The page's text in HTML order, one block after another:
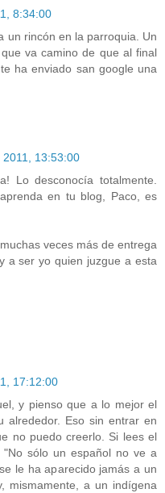
8:34:00
un rincón en la parroquia. Un
va camino de que al final
ha enviado san google una
2011, 13:53:00
Lo desconocía totalmente.
en tu blog, Paco, es
veces más de entrega
a ser yo quien juzgue a esta
17:12:00
y pienso que a lo mejor el
alrededor. Eso sin entrar en
no puedo creerlo. Si lees el
sólo un español no ve a
le ha aparecido jamás a un
mismamente, a un indígena